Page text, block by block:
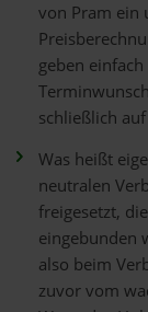
von Pram ein
geben
schließlich
Was heißt
neutralen
freigesetzt,
eingebunden
also beim
zuvor vom